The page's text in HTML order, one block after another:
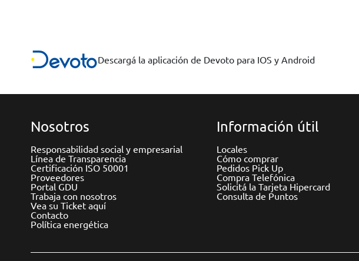
Descargá la aplicación de Devoto para IOS y Android
Nosotros
Responsabilidad social y empresarial
Línea de Transparencia
Certificación ISO 50001
Proveedores
Portal GDU
Trabaja con nosotros
Vea su Ticket aquí
Contacto
Política energética
Información útil
Locales
Cómo comprar
Pedidos Pick Up
Compra Telefónica
Solicitá la Tarjeta Hipercard
Consulta de Puntos